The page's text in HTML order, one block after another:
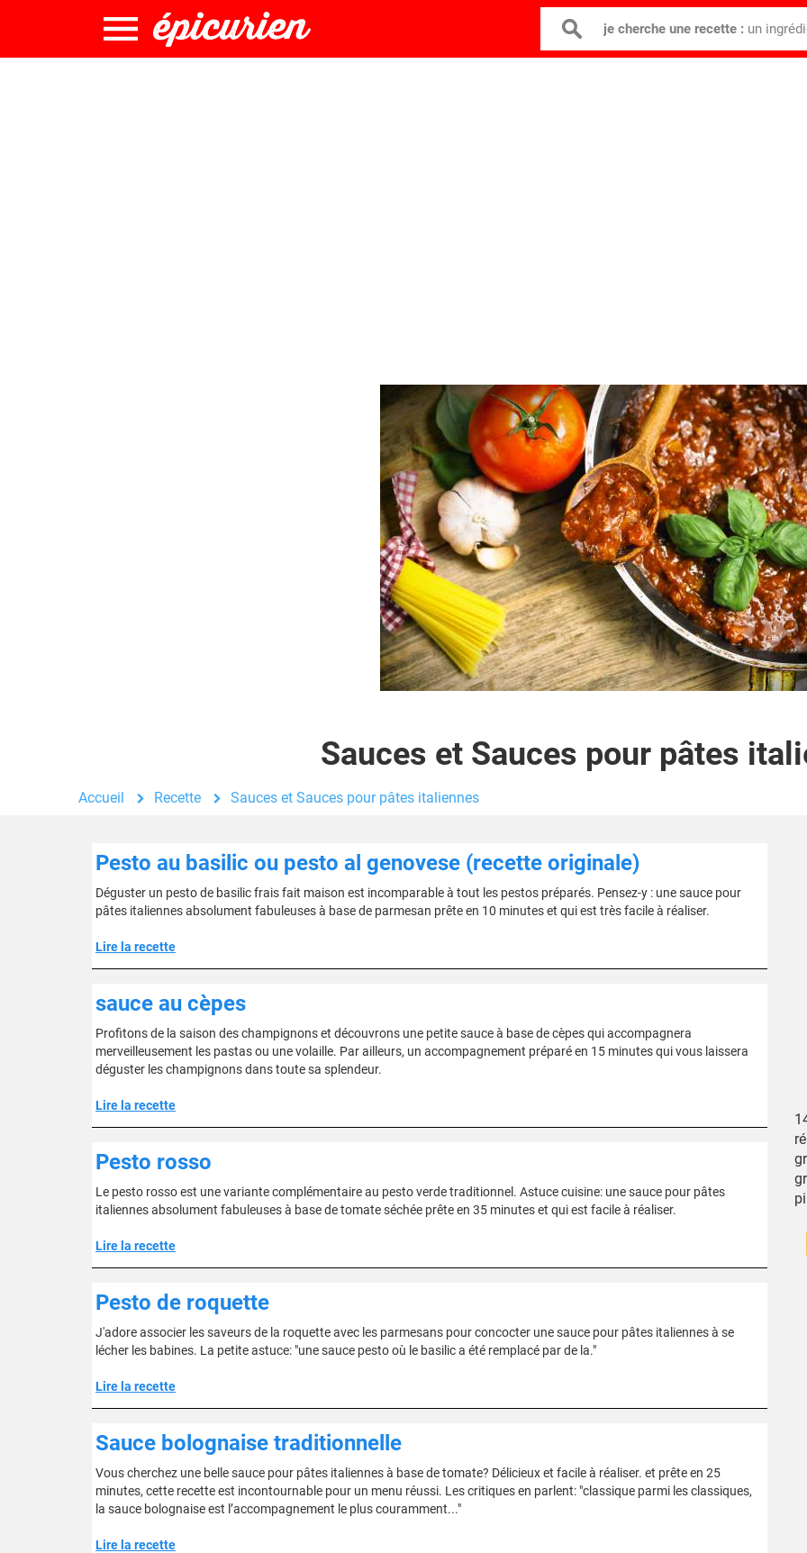
je cherche une recette : un
Sauces et Sauces pour pâtes
Accueil Recette Sauces et Sauces pour pâtes italiennes
Pesto au basilic ou pesto al genovese (recette originale)
Déguster un pesto de basilic frais fait maison est incomparable à tout les pestos préparés. Pensez-y : une sauce pour
pâtes italiennes absolument fabuleuses à base de parmesan prête en 10 minutes et qui est très facile à réaliser.
Lire la recette
sauce au cèpes
Profitons de la saison des champignons et découvrons une petite sauce à base de cèpes qui accompagnera
merveilleusement les pastas ou une volaille. Par ailleurs, un accompagnement préparé en 15 minutes qui vous laissera
déguster les champignons dans toute sa splendeur.
Lire la recette
Pesto rosso
Le pesto rosso est une variante complémentaire au pesto verde traditionnel. Astuce cuisine: une sauce pour pâtes
italiennes absolument fabuleuses à base de tomate séchée prête en 35 minutes et qui est facile à réaliser.
Lire la recette
Pesto de roquette
J'adore associer les saveurs de la roquette avec les parmesans pour concocter une sauce pour pâtes italiennes à se
lécher les babines. La petite astuce: "une sauce pesto où le basilic a été remplacé par de la."
Lire la recette
Sauce bolognaise traditionnelle
Vous cherchez une belle sauce pour pâtes italiennes à base de tomate? Délicieux et facile à réaliser. et prête en 25
minutes, cette recette est incontournable pour un menu réussi. Les critiques en parlent: "classique parmi les classiques,
la sauce bolognaise est l’accompagnement le plus couramment..."
Lire la recette